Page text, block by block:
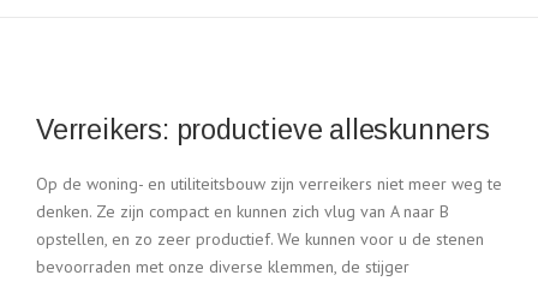
Verreikers: productieve alleskunners
Op de woning- en utiliteitsbouw zijn verreikers niet meer weg te
denken. Ze zijn compact en kunnen zich vlug van A naar B
opstellen, en zo zeer productief. We kunnen voor u de stenen
bevoorraden met onze diverse klemmen, de stijger